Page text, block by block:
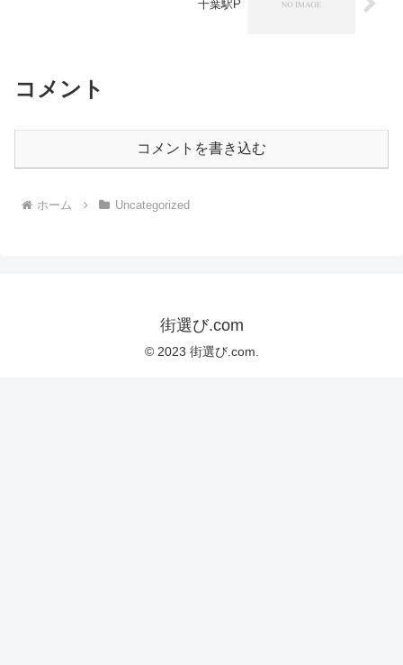
千葉駅P
コメント
コメントを書き込む
ホーム Uncategorized
街選び.com
© 2023 街選び.com.